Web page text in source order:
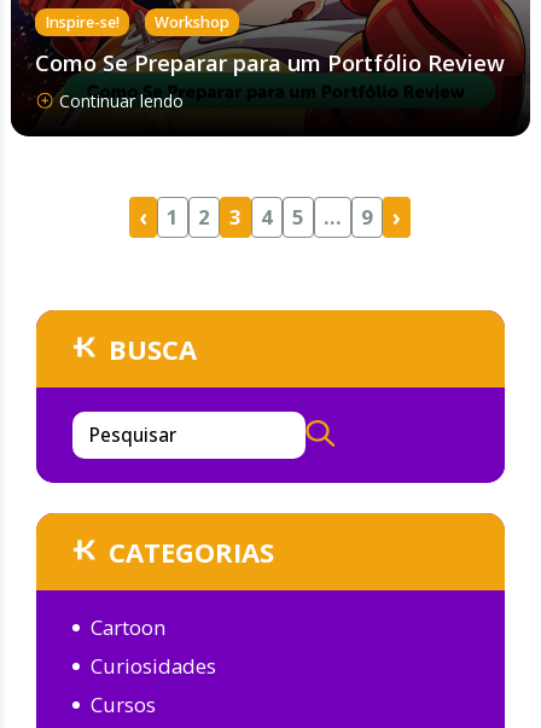
Inspire-se! , Workshop
Como Se Preparar para um Portfólio Review
Continuar lendo
‹ 1 2 3 4 5 … 9 ›
BUSCA
Pesquisar
CATEGORIAS
Cartoon
Curiosidades
Cursos